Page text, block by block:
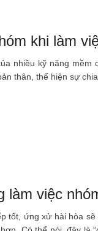
khi làm
nhiều kỹ năng
thân, thể hiện sự
làm việc
tốt, ứng xử hài hòa